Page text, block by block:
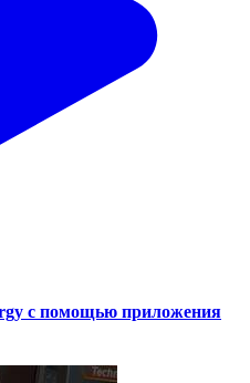
с помощью приложения